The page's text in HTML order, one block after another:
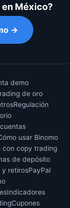
México?
→
demo
de oro
Regulación
usar Binomo
con copy trading
de depósito
y retirosPayPal
Indicadores
Cupones